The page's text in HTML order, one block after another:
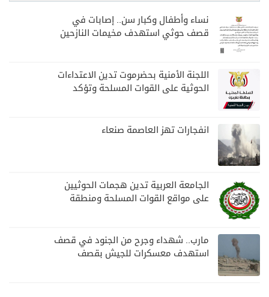
نساء وأطفال وكبار سن.. إصابات في
قصف حوثي استهدف مخيمات النازحين
اللجنة الأمنية بحضرموت تدين الاعتداءات
الحوثية على القوات المسلحة وتؤكد
انفجارات تهز العاصمة صنعاء
الجامعة العربية تدين هجمات الحوثيين
على مواقع القوات المسلحة ومنطقة
مارب.. شهداء وجرح من الجنود في قصف
استهدف معسكرات للجيش بقصف